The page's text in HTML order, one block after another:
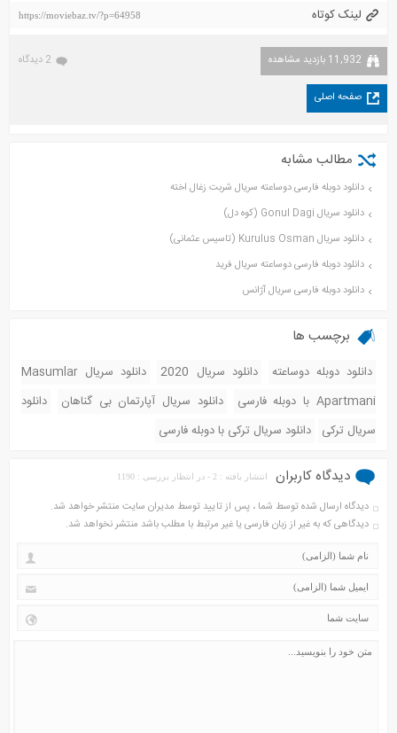
لینک کوتاه https://moviebaz.tv/?p=64958
11,932 بازدید مشاهده 2 دیدگاه
صفحه اصلی
مطالب مشابه
دانلود دوبله فارسی دوساعته سریال شربت زغال اخته
دانلود سریال Gonul Dagi (کوه دل)
دانلود سریال Kurulus Osman (تاسیس عثمانی)
دانلود دوبله فارسی دوساعته سریال فرید
دانلود دوبله فارسی سریال آژانس
برچسب ها
دانلود دوبله دوساعته دانلود سریال 2020
دانلود سریال Masumlar
Apartmani با دوبله فارسی
دانلود سریال آپارتمان بی گناهان
دانلود
سریال ترکی
دانلود سریال ترکی با دوبله فارسی
دیدگاه کاربران انتشار یافته : 2 - در انتظار بررسی : 1190
دیدگاه ارسال شده توسط شما ، پس از تایید توسط مدیران سایت منتشر خواهد شد.
دیدگاهی که به غیر از زبان فارسی یا غیر مرتبط با مطلب باشد منتشر نخواهد شد.